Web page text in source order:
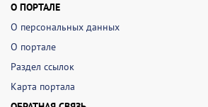
О ПОРТАЛЕ
О персональных данных
О портале
Раздел ссылок
Карта портала